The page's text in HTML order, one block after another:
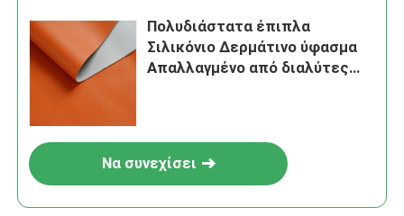
Πολυδιάστατα έπιπλα
Σιλικόνιο Δερμάτινο ύφασμα
Απαλλαγμένο από διαλύτες
Να συνεχίσει